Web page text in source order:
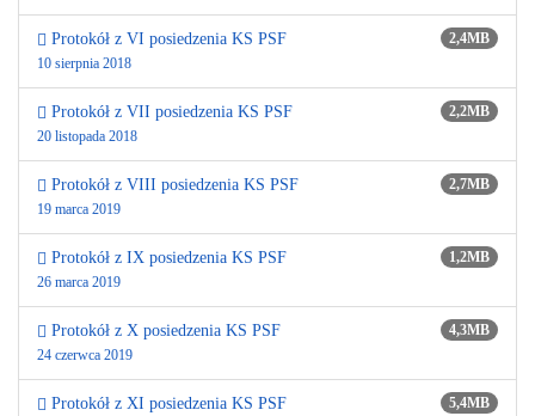
2,4MB
Protokół z VI posiedzenia KS PSF
10 sierpnia 2018
2,2MB
Protokół z VII posiedzenia KS PSF
20 listopada 2018
2,7MB
Protokół z VIII posiedzenia KS PSF
19 marca 2019
1,2MB
Protokół z IX posiedzenia KS PSF
26 marca 2019
4,3MB
Protokół z X posiedzenia KS PSF
24 czerwca 2019
5,4MB
Protokół z XI posiedzenia KS PSF